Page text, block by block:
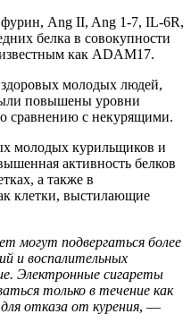
Ang II, Ang 1-7, IL-6R,
белка в совокупности
как ADAM17.
молодых людей,
повышены уровни
сравнению с некурящими.
молодых курильщиков и
активность белков
а также в
клетки, выстилающие
могут подвергаться более
и воспалительных
Электронные сигареты
только в течение как
отказа от курения, —